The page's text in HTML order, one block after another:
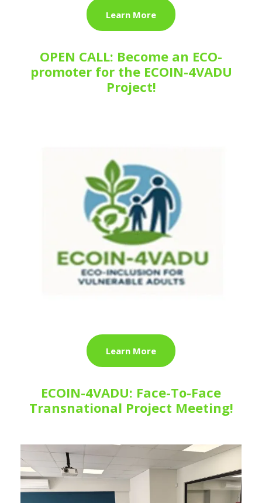
Learn More
OPEN CALL: Become an ECO-
promoter for the ECOIN-4VADU
Project!
Learn More
ECOIN-4VADU: Face-To-Face
Transnational Project Meeting!